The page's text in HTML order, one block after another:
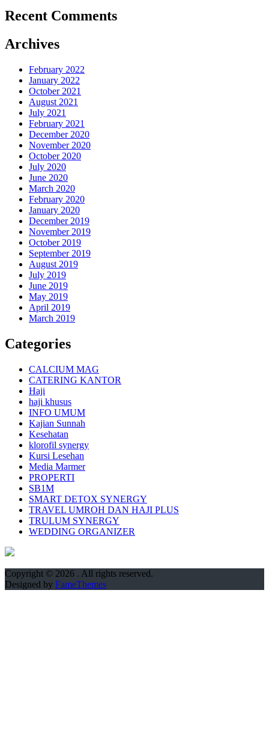
Recent Comments
Archives
February 2022
January 2022
October 2021
August 2021
July 2021
February 2021
December 2020
November 2020
October 2020
July 2020
June 2020
March 2020
February 2020
January 2020
December 2019
November 2019
October 2019
September 2019
August 2019
July 2019
June 2019
May 2019
April 2019
March 2019
Categories
CALCIUM MAG
CATERING KANTOR
Haji
haji khusus
INFO UMUM
Kajian Sunnah
Kesehatan
klorofil synergy
Kursi Lesehan
Media Marmer
PROPERTI
SB1M
SMART DETOX SYNERGY
TRAVEL UMROH DAN HAJI PLUS
TRULUM SYNERGY
WEDDING ORGANIZER
Copyright © 2026 . All rights reserved.
Designed by FameThemes